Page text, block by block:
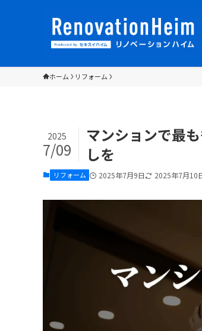
ホーム リフォーム
マンションで最
しを
2025
7/09
リフォーム 2025年7月9日 2025年7月10